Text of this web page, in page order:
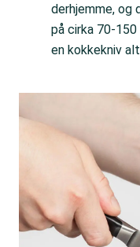
derhjemme,
på cirka 70-
en kokkekniv